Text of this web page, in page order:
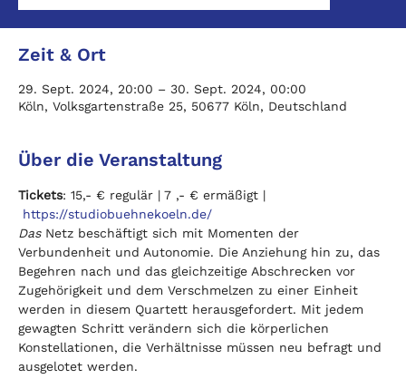
Zeit & Ort
29. Sept. 2024, 20:00 – 30. Sept. 2024, 00:00
Köln, Volksgartenstraße 25, 50677 Köln, Deutschland
Über die Veranstaltung
Tickets: 15,- € regulär | 7 ,- € ermäßigt |
https://studiobuehnekoeln.de/
Das Netz beschäftigt sich mit Momenten der
Verbundenheit und Autonomie. Die Anziehung hin zu, das
Begehren nach und das gleichzeitige Abschrecken vor
Zugehörigkeit und dem Verschmelzen zu einer Einheit
werden in diesem Quartett herausgefordert. Mit jedem
gewagten Schritt verändern sich die körperlichen
Konstellationen, die Verhältnisse müssen neu befragt und
ausgelotet werden.